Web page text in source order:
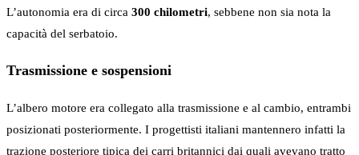
L’autonomia era di circa 300 chilometri, sebbene non sia nota la
capacità del serbatoio.
Trasmissione e sospensioni
L’albero motore era collegato alla trasmissione e al cambio, entrambi
posizionati posteriormente. I progettisti italiani mantennero infatti la
trazione posteriore tipica dei carri britannici dai quali avevano tratto